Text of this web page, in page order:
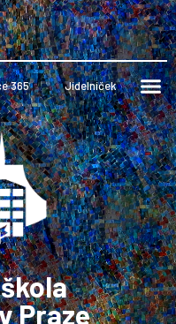
365 Jídelníček
Praze